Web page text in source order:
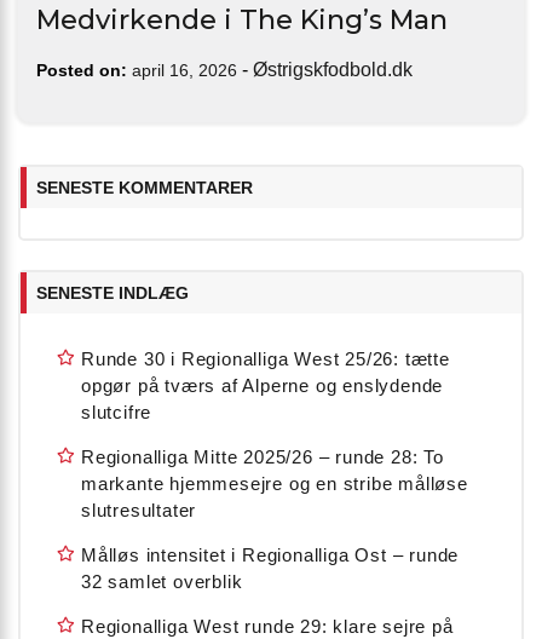
Medvirkende i The King’s Man
Posted on: april 16, 2026 - Østrigskfodbold.dk
SENESTE KOMMENTARER
SENESTE INDLÆG
Runde 30 i Regionalliga West 25/26: tætte
opgør på tværs af Alperne og enslydende
slutcifre
Regionalliga Mitte 2025/26 – runde 28: To
markante hjemmesejre og en stribe målløse
slutresultater
Målløs intensitet i Regionalliga Ost – runde
32 samlet overblik
Regionalliga West runde 29: klare sejre på